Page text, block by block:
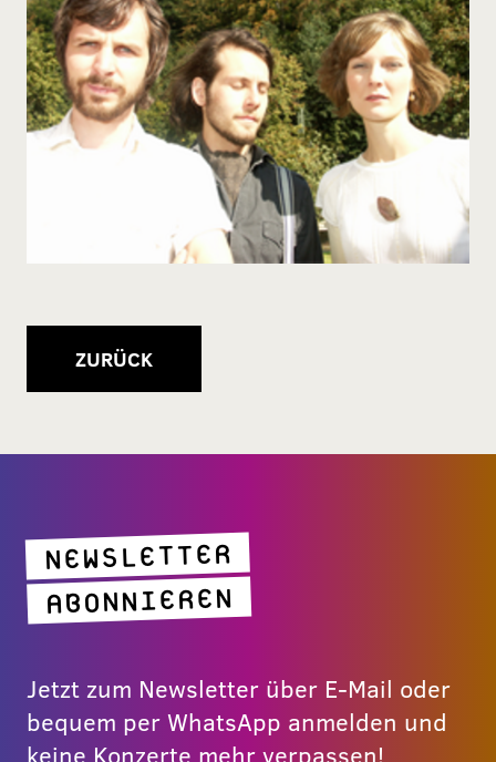
ZURÜCK
NEWSLETTER
ABONNIEREN
Jetzt zum Newsletter über E-Mail oder
bequem per WhatsApp anmelden und
keine Konzerte mehr verpassen!